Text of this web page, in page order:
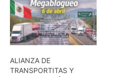
ALIANZA DE
TRANSPORTITAS Y